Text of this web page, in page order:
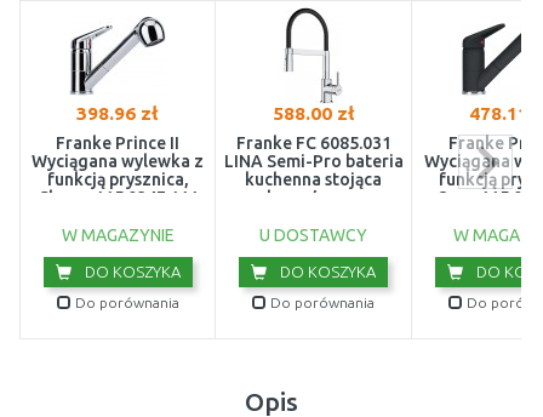
398.96 zł
Franke Prince II
Wyciągana wylewka z
funkcją prysznica,
Chrom 115.0347.111
W MAGAZYNIE
DO KOSZYKA
Do porównania
588.00 zł
Franke FC 6085.031
LINA Semi-Pro bateria
kuchenna stojąca
chrom/czarny
U DOSTAWCY
DO KOSZYKA
Do porównania
478.11
Franke
Wyciągana
funkcją
Onyx
W
DO
Do
Opis